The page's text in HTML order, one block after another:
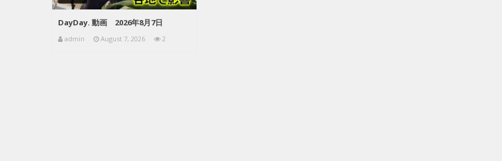
DayDay. 動画 2026年8月7日
admin August 7, 2026 2